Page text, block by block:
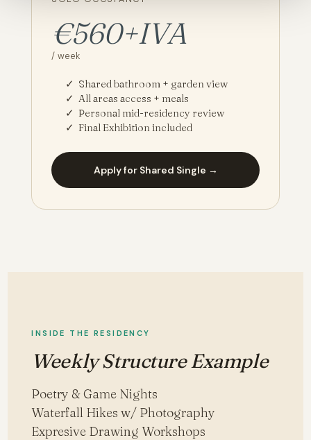
€560+IVA
/ week
✓ Shared bathroom + garden view
✓ All areas access + meals
✓ Personal mid-residency review
✓ Final Exhibition included
Apply for Shared Single →
INSIDE THE RESIDENCY
Weekly Structure Example
Poetry & Game Nights
Waterfall Hikes w/ Photography
Expresive Drawing Workshops